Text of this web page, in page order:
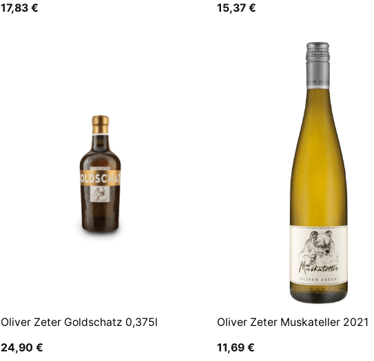
17,83€
15,37€
Oliver Zeter Goldschatz 0,375l
24,90€
Oliver Zeter Muskateller 2021
11,69€